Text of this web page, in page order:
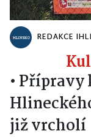
REDAKCE
• Přípravy
již vrcholí